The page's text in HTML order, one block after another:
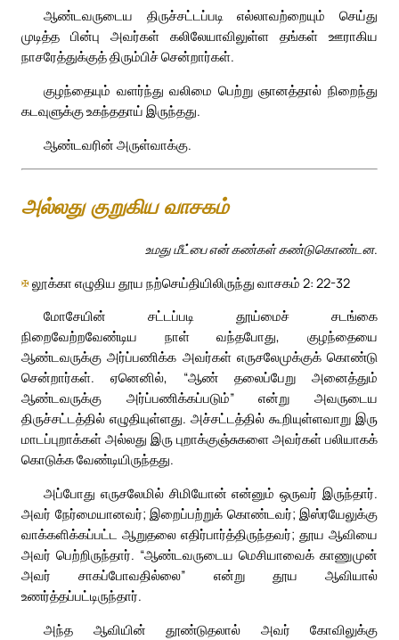
ஆண்டவருடைய திருச்சட்டப்படி எல்லாவற்றையும் செய்து
முடித்த பின்பு அவர்கள் கலிலேயாவிலுள்ள தங்கள் ஊராகிய
நாசரேத்துக்குத் திரும்பிச் சென்றார்கள்.
குழந்தையும் வளர்ந்து வலிமை பெற்று ஞானத்தால் நிறைந்து
கடவுளுக்கு உகந்ததாய் இருந்தது.
ஆண்டவரின் அருள்வாக்கு.
அல்லது குறுகிய வாசகம்
உமது மீட்பை என் கண்கள் கண்டுகொண்டன.
✠லூக்கா எழுதிய தூய நற்செய்தியிலிருந்து வாசகம் 2: 22-32
மோசேயின் சட்டப்படி தூய்மைச் சடங்கை
நிறைவேற்றவேண்டிய நாள் வந்தபோது, குழந்தையை
ஆண்டவருக்கு அர்ப்பணிக்க அவர்கள் எருசலேமுக்குக் கொண்டு
சென்றார்கள். ஏனெனில், “ஆண் தலைப்பேறு அனைத்தும்
ஆண்டவருக்கு அர்ப்பணிக்கப்படும்” என்று அவருடைய
திருச்சட்டத்தில் எழுதியுள்ளது. அச்சட்டத்தில் கூறியுள்ளவாறு இரு
மாடப்புறாக்கள் அல்லது இரு புறாக்குஞ்சுகளை அவர்கள் பலியாகக்
கொடுக்க வேண்டியிருந்தது.
அப்போது எருசலேமில் சிமியோன் என்னும் ஒருவர் இருந்தார்.
அவர் நேர்மையானவர்; இறைப்பற்றுக் கொண்டவர்; இஸ்ரயேலுக்கு
வாக்களிக்கப்பட்ட ஆறுதலை எதிர்பார்த்திருந்தவர்; தூய ஆவியை
அவர் பெற்றிருந்தார். “ஆண்டவருடைய மெசியாவைக் காணுமுன்
அவர் சாகப்போவதில்லை” என்று தூய ஆவியால்
உணர்த்தப்பட்டிருந்தார்.
அந்த ஆவியின் தூண்டுதலால் அவர் கோவிலுக்கு